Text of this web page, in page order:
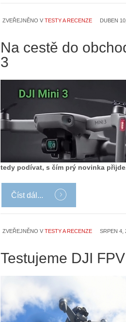
ZVEŘEJNĚNO V TESTY A RECENZE DUBEN
Na cestě do
3
tedy podívat, s čím prý novinka
Číst dál...
ZVEŘEJNĚNO V TESTY A RECENZE SRPEN 4,
Testujeme DJI FPV